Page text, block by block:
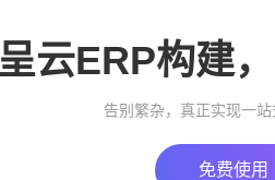
云ERP构建
告别繁杂，真正实现一站
免费使用